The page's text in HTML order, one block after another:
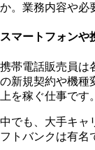
か。業務内容や必
スマートフォンや
携帯電話販売員は
の新規契約や機種
上を稼ぐ仕事です。
中でも、大手キャ
フトバンクは有名